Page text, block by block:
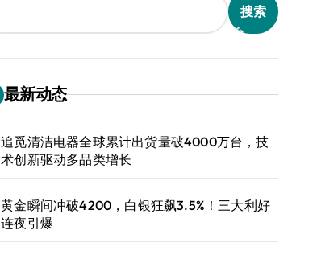
搜索
最新动态
追觅清洁电器全球累计出货量破4000万台，技
术创新驱动多品类增长
黄金瞬间冲破4200，白银狂飙3.5%！三大利好
连夜引爆